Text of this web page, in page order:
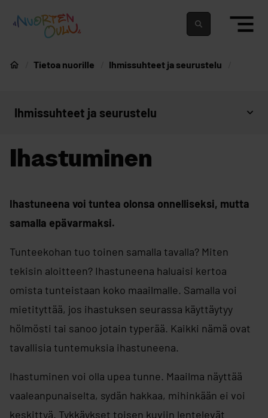
Nuortenoulu.fi etusivu
Nuorten Oulu
Tietoa nuorille Ihmissuhteet ja seurustelu
Avaa sivujen valikko
Ihmissuhteet ja seurustelu
Ihastuminen
Ihastuneena voi tuntea olonsa onnelliseksi, mutta
samalla epävarmaksi.
Tunteekohan tuo toinen samalla tavalla? Miten
tekisin aloitteen? Ihastuneena haluaisi kertoa
omista tunteistaan koko maailmalle. Samalla voi
mietityttää, jos ihastuksen seurassa käyttäytyy
hölmösti tai sanoo jotain typerää. Kaikki nämä ovat
tavallisia tuntemuksia ihastuneena.
Ihastuminen voi olla upea tunne. Maailma näyttää
vaaleanpunaiselta, sydän hakkaa, mihinkään ei voi
keskittyä. Tykkäykset toisen kuviin lentelevät